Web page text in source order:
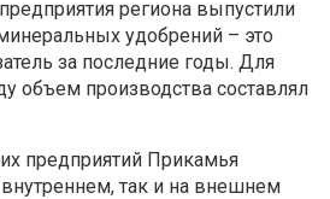
региона выпустили
удобрений – это
за последние годы. Для
объем производства составлял
предприятий Прикамья
так и на внешнем